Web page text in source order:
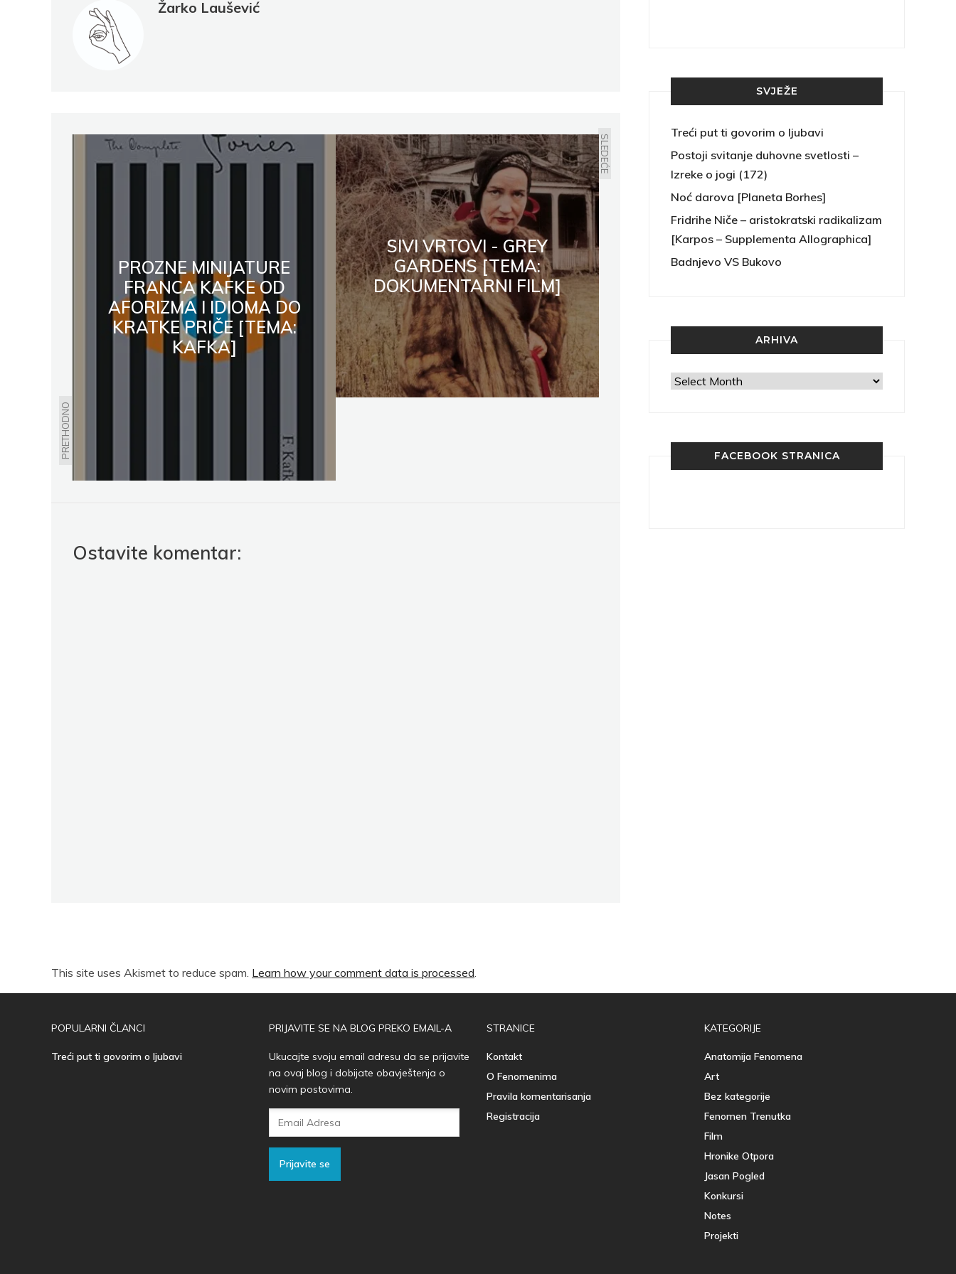
Žarko Laušević
PRETHODNO
PROZNE MINIJATURE
FRANCA KAFKE OD
AFORIZMA I IDIOMA DO
KRATKE PRIČE [TEMA:
KAFKA]
SLEDEĆE
SIVI VRTOVI - GREY
GARDENS [TEMA:
DOKUMENTARNI FILM]
Ostavite komentar:
This site uses Akismet to reduce spam. Learn how your comment data is processed
SVJEŽE
Treći put ti govorim o ljubavi
Postoji svitanje duhovne svetlosti –
Izreke o jogi (172)
Noć darova [Planeta Borhes]
Fridrihe Niče – aristokratski radikalizam
[Karpos – Supplementa Allographica]
Badnjevo VS Bukovo
ARHIVA
Arhiva
FACEBOOK STRANICA
POPULARNI ČLANCI
Treći put ti govorim o ljubavi
PRIJAVITE SE NA BLOG PREKO EMAIL-A
Ukucajte svoju email adresu da se prijavite
na ovaj blog i dobijate obavještenja o
novim postovima.
Prijavite se
STRANICE
Kontakt
O Fenomenima
Pravila komentarisanja
Registracija
KATEGORIJE
Anatomija Fenomena
Art
Bez kategorije
Fenomen Trenutka
Film
Hronike Otpora
Jasan Pogled
Konkursi
Notes
Projekti